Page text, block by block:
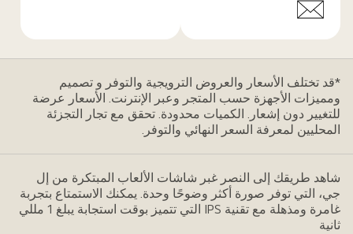
*قد تختلف الأسعار والعروض الترويجية والتوفر و تصميم
ومميزات الأجهزة حسب المتجر وعبر الإنترنت. الأسعار عرضة
للتغيير دون إشعار. الكميات محدودة. تحقق مع تجار التجزئة
المحليين لمعرفة السعر النهائي والتوفر.
شاهد طريقك إلى النصر غبر شاشات الألعاب المبتكرة من إل
جي، التي توفر صورة أكثر وضوحًا وحدة. يمكنك الاستمتاع بتجربة
غامرة ومذهلة مع تقنية IPS التي تتميز بوقت استجابة يبلغ 1 مللي
ثانية